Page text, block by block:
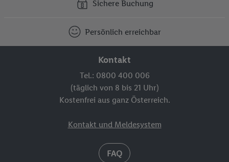
Sichere Buchung
Persönlich erreichbar
Kontakt
Tel.: 0800 400 006
(täglich von 8 bis 21 Uhr)
Kostenfrei aus ganz Österreich.
Kontakt und Meldesystem
FAQ